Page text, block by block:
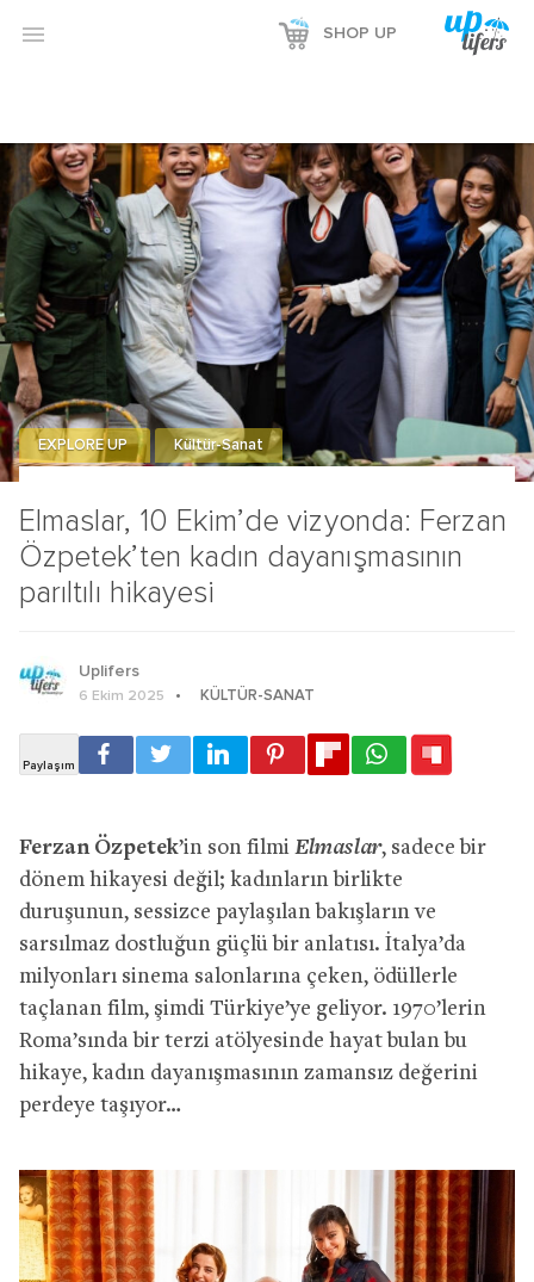
 SHOP UP
Elmaslar, 10 Ekim’de vizyonda: Ferzan
Özpetek’ten kadın dayanışmasının
parıltılı hikayesi
EXPLORE UP Kültür-Sanat
Uplifers
6 Ekim 2025 KÜLTÜR-SANAT
Ferzan Özpetek’in son filmi Elmaslar, sadece bir
dönem hikayesi değil; kadınların birlikte
duruşunun, sessizce paylaşılan bakışların ve
sarsılmaz dostluğun güçlü bir anlatısı. İtalya’da
milyonları sinema salonlarına çeken, ödüllerle
taçlanan film, şimdi Türkiye’ye geliyor. 1970’lerin
Roma’sında bir terzi atölyesinde hayat bulan bu
hikaye, kadın dayanışmasının zamansız değerini
perdeye taşıyor…